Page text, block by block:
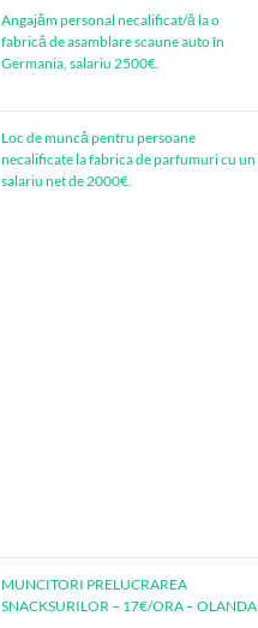
Angajăm personal necalificat/ă la o
fabrică de asamblare scaune auto în
Germania, salariu 2500€.
Loc de muncǎ pentru persoane
necalificate la fabrica de parfumuri cu un
salariu net de 2000€.
MUNCITORI PRELUCRAREA
SNACKSURILOR – 17€/ORA – OLANDA